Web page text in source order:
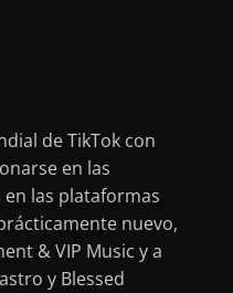
de TikTok con
en las
las plataformas
nuevo,
& VIP Music y a
y Blessed